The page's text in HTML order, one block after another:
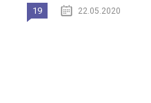
19 22.05.2020